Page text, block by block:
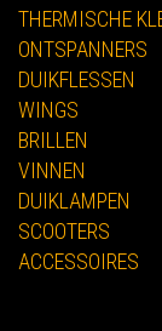
THERMISCHE
ONTSPANNERS
DUIKFLESSEN
WINGS
BRILLEN
VINNEN
DUIKLAMPEN
SCOOTERS
ACCESSOIRES